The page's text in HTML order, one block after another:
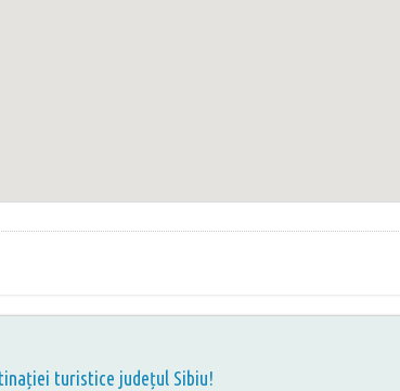
turistice județul Sibiu!